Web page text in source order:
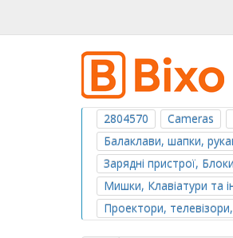
2804570 Cameras
Балаклави, шапки,
Зарядні пристрої,
Мишки, Клавіатури та
Проектори,